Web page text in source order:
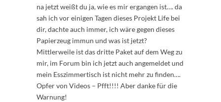
na jetzt weißt du ja, wie es mir ergangen ist…. da
sah ich vor einigen Tagen dieses Projekt Life bei
dir, dachte auch immer, ich wäre gegen dieses
Papierzeug immun und was ist jetzt?
Mittlerweile ist das dritte Paket auf dem Weg zu
mir, im Forum bin ich jetzt auch angemeldet und
mein Esszimmertisch ist nicht mehr zu finden….
Opfer von Videos – Pfft!!!! Aber danke für die
Warnung!